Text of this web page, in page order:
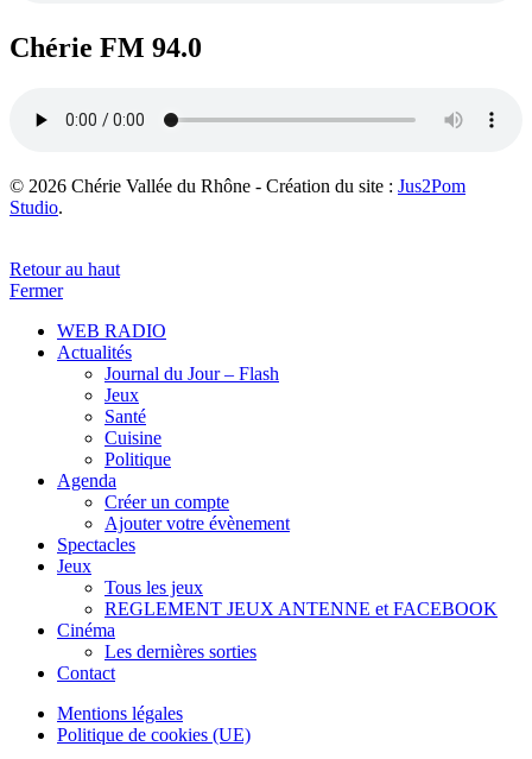
Chérie FM 94.0
© 2026 Chérie Vallée du Rhône - Création du site : Jus2Pom
Studio.
Retour au haut
Fermer
WEB RADIO
Actualités
Journal du Jour – Flash
Jeux
Santé
Cuisine
Politique
Agenda
Créer un compte
Ajouter votre évènement
Spectacles
Jeux
Tous les jeux
REGLEMENT JEUX ANTENNE et FACEBOOK
Cinéma
Les dernières sorties
Contact
Mentions légales
Politique de cookies (UE)